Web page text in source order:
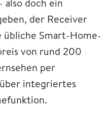
der Receiver
Smart-Home-
von rund 200
per
integriertes